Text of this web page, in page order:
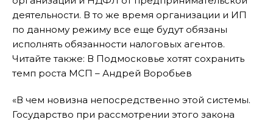
деятельности. В то же время организации и ИП
по данному режиму все еще будут обязаны
исполнять обязанности налоговых агентов.
Читайте также: В Подмосковье хотят сохранить
темп роста МСП – Андрей Воробьев
«В чем новизна непосредственно этой системы.
Государство при рассмотрении этого закона